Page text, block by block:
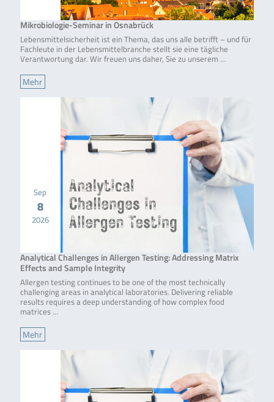
Mikrobiologie-Seminar in Osnabrück
Lebensmittelsicherheit ist ein Thema, das uns alle betrifft – und für
Fachleute in der Lebensmittelbranche stellt sie eine tägliche
Verantwortung dar. Wir freuen uns daher, Sie zu unserem …
Mehr
Sep
8
2026
Analytical Challenges in Allergen Testing: Addressing Matrix
Effects and Sample Integrity
Allergen testing continues to be one of the most technically
challenging areas in analytical laboratories. Delivering reliable
results requires a deep understanding of how complex food
matrices …
Mehr